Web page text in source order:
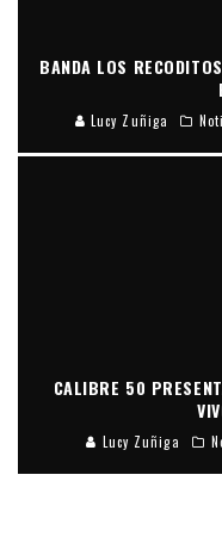
BANDA LOS
Lucy Zuñiga
CALIBRE 50
Lucy Zuñiga